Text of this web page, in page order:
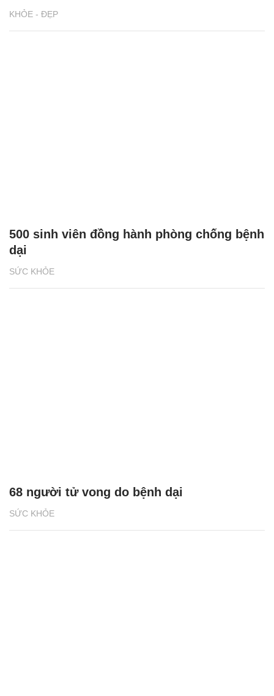
KHỎE - ĐẸP
SỨC KHỎE
500 sinh viên đồng hành phòng chống bệnh
dại
SỨC KHỎE
68 người tử vong do bệnh dại